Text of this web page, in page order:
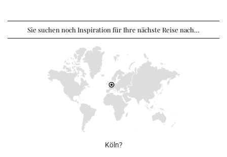
Sie suchen noch Inspiration für Ihre nächste Reise nach…
Köln?